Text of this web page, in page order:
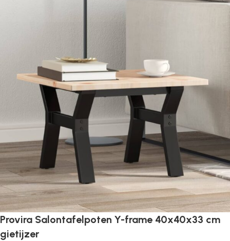
Provira Salontafelpoten Y-frame 40x40x33 cm
gietijzer